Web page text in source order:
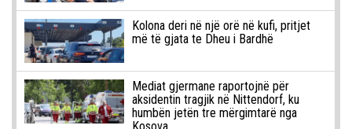
Kolona deri në një orë në kufi, pritjet
më të gjata te Dheu i Bardhë
Mediat gjermane raportojnë për
aksidentin tragjik në Nittendorf, ku
humbën jetën tre mërgimtarë nga